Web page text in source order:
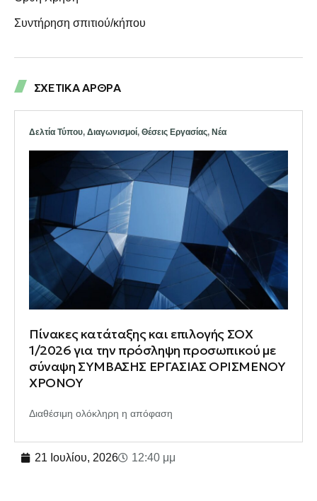
Συντήρηση σπιτιού/κήπου
ΣΧΕΤΙΚΑ ΑΡΘΡΑ
Δελτία Τύπου, Διαγωνισμοί, Θέσεις Εργασίας, Νέα
Πίνακες κατάταξης και επιλογής ΣΟΧ
1/2026 για την πρόσληψη προσωπικού με
σύναψη ΣΥΜΒΑΣΗΣ ΕΡΓΑΣΙΑΣ ΟΡΙΣΜΕΝΟΥ
ΧΡΟΝΟΥ
Διαθέσιμη ολόκληρη η απόφαση
21 Ιουλίου, 2026 12:40 μμ